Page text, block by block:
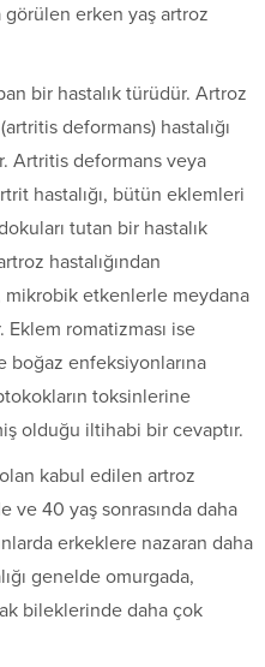
görülen erken yaş artroz
bir hastalık türüdür. Artroz
deformans) hastalığı
Artritis deformans veya
hastalığı, bütün eklemleri
tutan bir hastalık
hastalığından
mikrobik etkenlerle meydana
Eklem romatizması ise
enfeksiyonlarına
toksinlerine
olduğu iltihabi bir cevaptır.
kabul edilen artroz
ve 40 yaş sonrasında daha
erkeklere nazaran daha
genelde omurgada,
bileklerinde daha çok